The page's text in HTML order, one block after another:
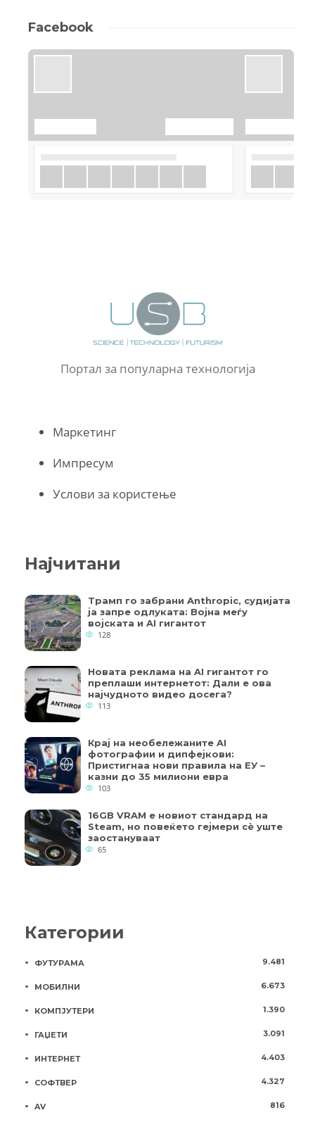
Facebook
Портал за популарна технологија
Маркетинг
Импресум
Услови за користење
Најчитани
Трамп го забрани Anthropic, судијата
ја запре одлуката: Војна меѓу
војската и AI гигантот
128
Новата реклама на AI гигантот го
преплаши интернетот: Дали е ова
најчудното видео досега?
113
Крај на необележаните AI
фотографии и дипфејкови:
Пристигнаа нови правила на ЕУ –
казни до 35 милиони евра
103
16GB VRAM е новиот стандард на
Steam, но повеќето гејмери ​​сè уште
заостануваат
65
Категории
ФУТУРАМА 9.481
МОБИЛНИ 6.673
КОМПЈУТЕРИ 1.390
ГАЏЕТИ 3.091
ИНТЕРНЕТ 4.403
СОФТВЕР 4.327
AV 816